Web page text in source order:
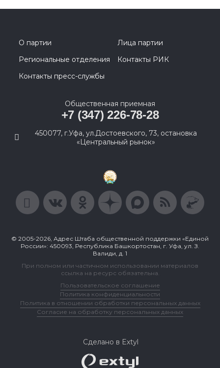
О партии
Лица партии
Региональные отделения
Контакты РИК
Контакты пресс-службы
Общественная приемная
+7 (347) 226-78-28
450077, г.Уфа, ул.Достоевского, 73, остановка
«Центральный рынок»
© 2005-2026, Адрес Штаба общественной поддержки «Единой
России»: 450093, Республика Башкортостан, г. Уфа, ул. З.
Валиди, д. 1
При полном или частичном использовании материалов
ссылка на ресурс обязательна.
Пользовательское соглашение
Политика конфиденциальности
Политика в отношении обработки персональных данных
Согласие на обработку персональных данных
Сделано в Extyl